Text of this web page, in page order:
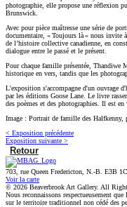
photographie, elle propose une réflexion
Brunswick.
Avec pour pièce maîtresse une série de
documentaire, « Toujours là » nous invite
de l’histoire collective canadienne, en
dialogue entre le passé et le présent.
Pour chaque famille présentée, Thandiwe
historique en vers, tandis que les
L'exposition s'accompagne d'un ouvrage
par les éditions Goose Lane. Le livre
des poèmes et des photographies. Il est
Image : Portrait de famille des Halfkenny,
< Exposition précédente
Exposition suivante >
Retour
703, rue Queen Fredericton, N.-B. E3B
Voir la carte
© 2026 Beaverbrook Art Gallery. All
Nous reconnaissons respectueusement
sur le territoire traditionnel non cédé des